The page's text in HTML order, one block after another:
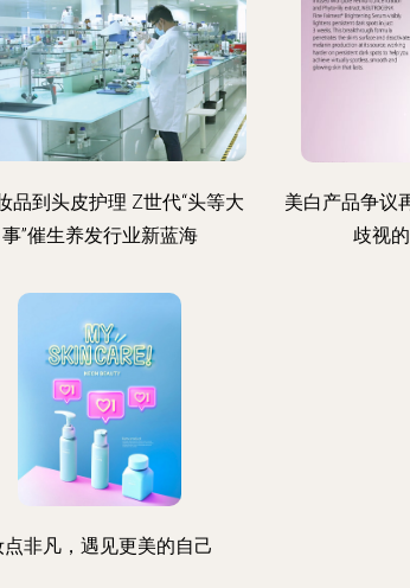
品到头皮护理 Z世代“头等大
事”催生养发行业新蓝海
美白产品争议
歧视
点非凡，遇见更美的自己